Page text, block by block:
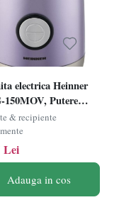
electrica Heinner
150MOV, Putere
Capacitate 50g, Mov
& recipiente
Lei
Adauga in cos